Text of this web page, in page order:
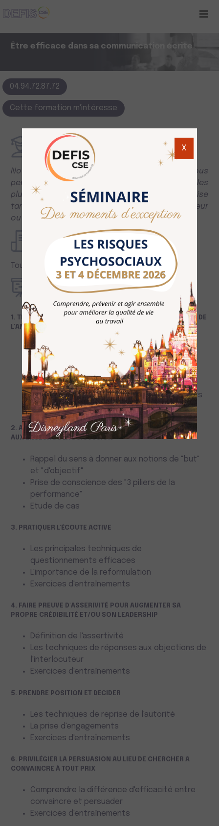
Être efficace dans sa communication écrite
04.94.72.87.72
Cette formation m'intéresse
Objectifs
Nous voulons vous donner les clés pour vous
permettre d’être à l’aise dans les situations les
plus délicates de communication en entreprise
tant vis-à-vis des salariés que de votre employeur
ou des autres représentants du personnel.
Prérequis
Tous membres élus titulaires du C.S.E.
Programme
1. TIRER PROFIT DES ENSEIGNEMENTS ET FONDAMENTAUX DE
L'ANALYSE TRANSACTIONNELLE
Rappels des principes de l’analyse
transactionnelle
Pratique en groupe d'un jeu pédagogique
décisif
Exploitation pédagogique des enseignements
et points de repères à en tirer
2. AFFIRMER ET RÉAFFIRMER SON PROPRE ATTACHEMENT
AUX ENJEUX DE LA DSICUSSION
Rappel du sens à donner aux notions de "but"
et "d'objectif"
Prise de conscience des "3 piliers de la
performance"
Etude de cas
3. PRATIQUER L'ÉCOUTE ACTIVE
Les principales techniques de
questionnements efficaces
L'importance de la reformulation
Exercices d'entraînements
4. FAIRE PREUVE D'ASSERIVITÉ POUR AUGMENTER SA
PROPRE CRÉDIBILITÉ ET/OU SON LEADERSHIP
Définition de l'assertivité
Les techniques de réponses aux objections de
l'interlocuteur
Exercices d'entraînements
5. PRENDRE POSITION ET DECIDER
Les techniques de reprise de l'autorité
La prise d'engagements
Exercices d'entraînements
6. PRIVILÉGIER LA PERSUASION AU LIEU DE CHERCHER A
CONVAINCRE À TOUT PRIX
Comprendre la différence d'efficacité entre
convaincre et persuader
Exercices d'entraînements
X